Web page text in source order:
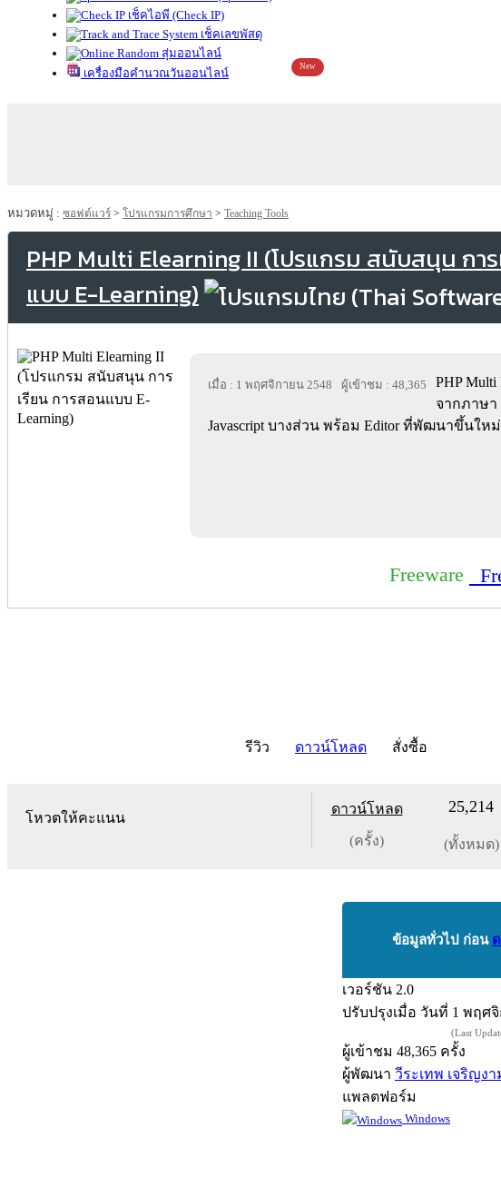
เช็คไอพี (Check IP)
เช็คเลขพัสดุ
สุ่มออนไลน์
เครื่องมือคำนวณวันออนไลน์
New
หมวดหมู่ : ซอฟต์แวร์ > โปรแกรมการศึกษา > Teaching Tools
PHP Multi Elearning II (โปรแกรม สนับสนุน กา
แบบ E-Learning)
เมื่อ : 1 พฤศจิกายน 2548 ผู้เข้าชม : 48,365
PHP
จากภาษา
Javascript บางส่วน พร้อม Editor ที่พัฒนาขึ้นใหม่
Freeware
รีวิว ดาวน์โหลด สั่งซื้อ
โหวตให้คะแนน
ดาวน์โหลด
(ครั้ง)
25,214
(ทั้งหมด)
ข้อมูลทั่วไป ก่อน
เวอร์ชัน 2.0
ปรับปรุงเมื่อ วันที่ 1 พฤศจิ
(Last
ผู้เข้าชม 48,365 ครั้ง
ผู้พัฒนา วีระเทพ เจริญง
แพลตฟอร์ม
Windows